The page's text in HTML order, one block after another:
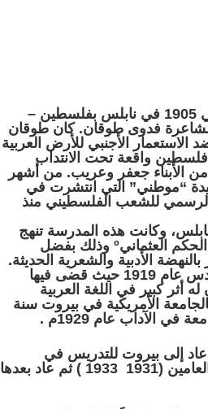
إبراهيم عبد الفتاح طوقان شاعر فلسطيني (ولد في 1905 في نابلس بفلسطين –
للشاعرة فدوى طوقان. كان طوقان
الاستعمار الأجنبي للأرض العربية
واقعة تحت الانتداب
الأبناء جعفر وعريب. من أشهر
“موطني” التي انتشرت في
للشعب الفلسطيني منذ
وكانت هذه المدرسة تنهج
نهجاً حديثاً مغايراً لما كانت عليه المدارس في أثناء الحكم العثمانيº وذلك بفضل
الأدبية والشعرية الحديثة.
ثم أكملَ دراسَتَه الثانوية بمدرسة المطران في القدس عام 1919 حيث قضى فيها
أثر كبير في اللغة العربية
الأمريكية في بيروت سنة
إلى بيروت للتدريس في
الجامعة الأمريكية. وعَمِلَ مدرساً للغة العربية في العامين (1931  1933 ) ثم عاد بعدها